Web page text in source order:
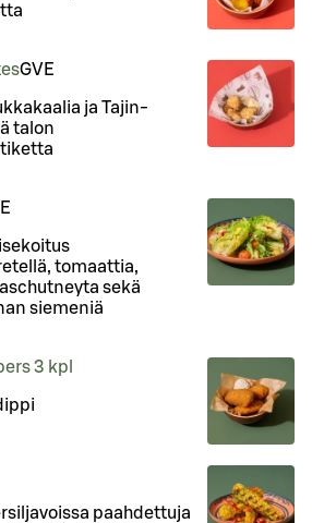
GVE
ja Tajin-
talon
tomaattia,
sekä
siemeniä
3 kpl
paahdettuja